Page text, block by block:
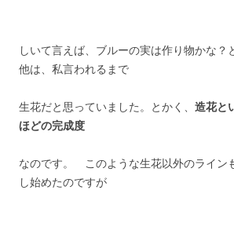
しいて言えば、ブルーの実は作り物かな？
他は、私言われるまで
生花だと思っていました。とかく、 造花と
ほどの完成度
なのです。 このような生花以外のライン
し始めたのですが